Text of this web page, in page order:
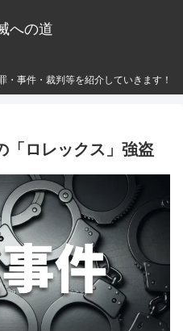
への道
・事件・裁判等を紹介していきます！
「ロレックス」強盗